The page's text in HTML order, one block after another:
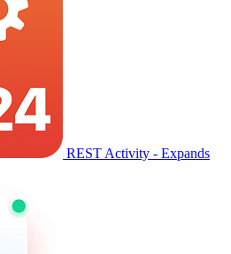
REST Activity - Expands